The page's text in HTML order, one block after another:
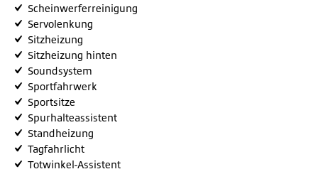
Scheinwerferreinigung
Servolenkung
Sitzheizung
Sitzheizung hinten
Soundsystem
Sportfahrwerk
Sportsitze
Spurhalteassistent
Standheizung
Tagfahrlicht
Totwinkel-Assistent